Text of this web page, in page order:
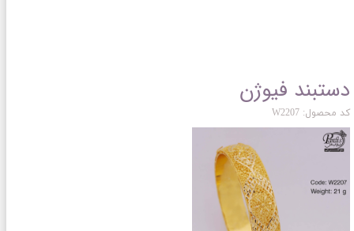
دستبند فیوژن
کد محصول: W2207